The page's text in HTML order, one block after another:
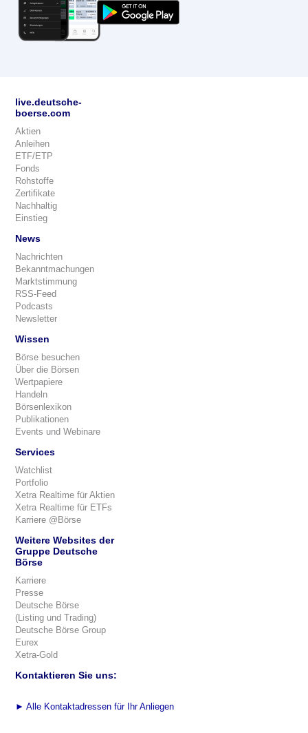
live.deutsche-
boerse.com
Aktien
Anleihen
ETF/ETP
Fonds
Rohstoffe
Zertifikate
Nachhaltig
Einstieg
News
Nachrichten
Bekanntmachungen
Marktstimmung
RSS-Feed
Podcasts
Newsletter
Wissen
Börse besuchen
Über die Börsen
Wertpapiere
Handeln
Börsenlexikon
Publikationen
Events und Webinare
Services
Watchlist
Portfolio
Xetra Realtime für Aktien
Xetra Realtime für ETFs
Karriere @Börse
Weitere Websites der
Gruppe Deutsche
Börse
Karriere
Presse
Deutsche Börse
(Listing und Trading)
Deutsche Börse Group
Eurex
Xetra-Gold
Kontaktieren Sie uns:
► Alle Kontaktadressen für Ihr Anliegen